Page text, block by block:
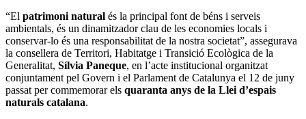
“El patrimoni natural és la principal font de béns i serveis
ambientals, és un dinamitzador clau de les economies locals i
conservar-lo és una responsabilitat de la nostra societat”, assegurava
la consellera de Territori, Habitatge i Transició Ecològica de la
Generalitat, Sílvia Paneque, en l’acte institucional organitzat
conjuntament pel Govern i el Parlament de Catalunya el 12 de juny
passat per commemorar els quaranta anys de la Llei d’espais
naturals catalana.